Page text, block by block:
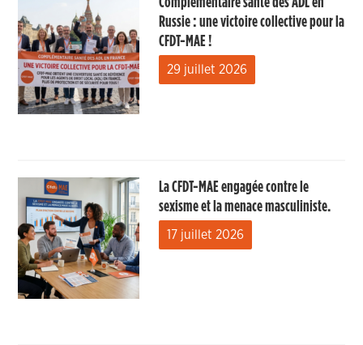
Russie : une victoire collective pour la
CFDT-MAE !
29 juillet 2026
La CFDT-MAE engagée contre le
sexisme et la menace masculiniste.
17 juillet 2026